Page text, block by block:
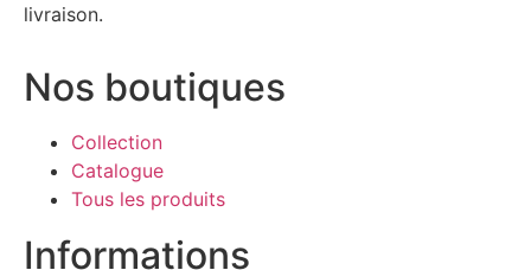
livraison.
Nos boutiques
Collection
Catalogue
Tous les produits
Informations